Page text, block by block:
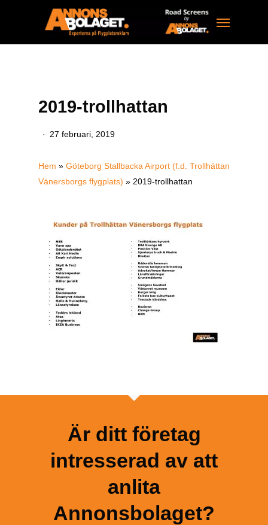
Menu
2019-trollhattan
27 februari, 2019
Hem » Göteborg Stallbacka Airport (f.d. Trollhättan
Vänersborgs flygplats) » 2019-trollhattan
Är ditt företag
intresserad av att
anlita
Annonsbolaget?